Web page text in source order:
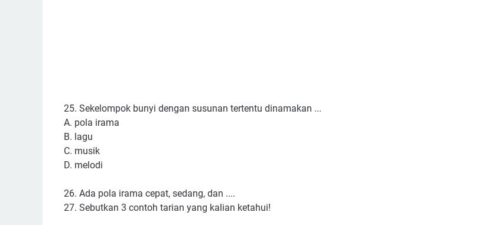
25. Sekelompok bunyi dengan susunan tertentu dinamakan ...
A. pola irama
B. lagu
C. musik
D. melodi
26. Ada pola irama cepat, sedang, dan ....
27. Sebutkan 3 contoh tarian yang kalian ketahui!